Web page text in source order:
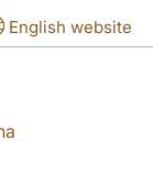
English website